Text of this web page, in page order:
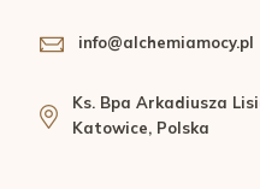
info@alchemiamocy.pl
Ks. Bpa Arkadiusza
Katowice, Polska